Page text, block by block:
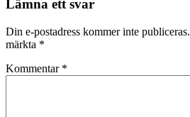
Lämna ett svar
Din e-postadress kommer inte publiceras.
märkta *
Kommentar *